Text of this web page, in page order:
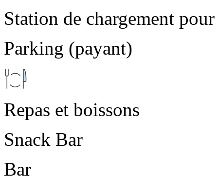
Station de chargement
Parking (payant)
Repas et boissons
Snack Bar
Bar